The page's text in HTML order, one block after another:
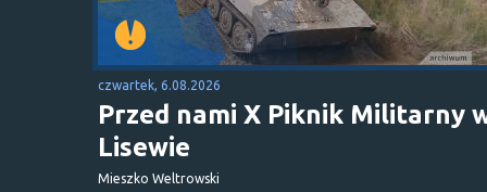
czwartek, 6.08.2026
Przed nami X Piknik Militarny
Lisewie
Mieszko Weltrowski